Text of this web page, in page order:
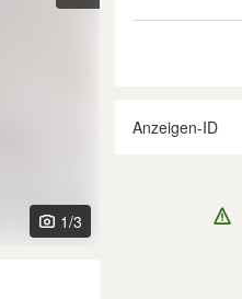
1/3
Anzeigen-ID